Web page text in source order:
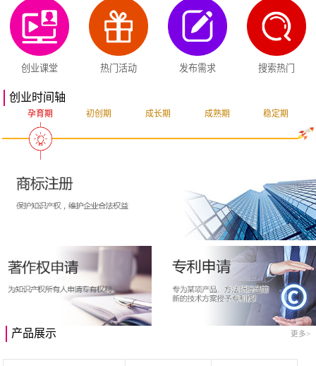
创业课堂 热门活动 发布需求 搜索热门
创业时间轴
孕育期 初创期 成长期 成熟期 稳定期
产品展示 更多>